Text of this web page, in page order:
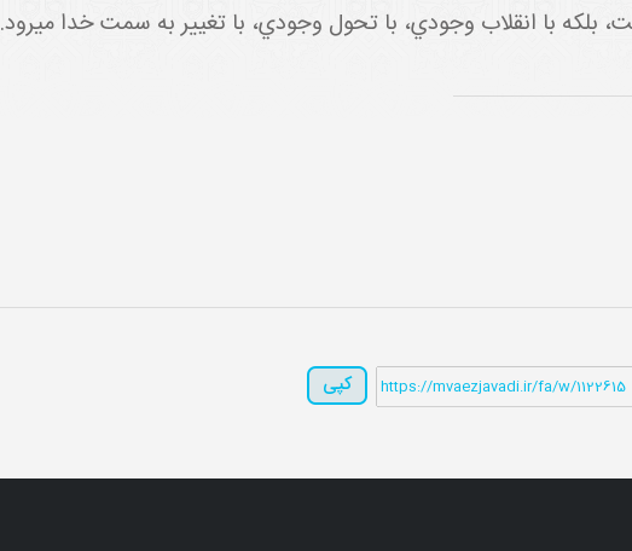
با انقلاب وجودي، با تحول وجودي، با تغيير به سمت خدا ميرود.
کپی